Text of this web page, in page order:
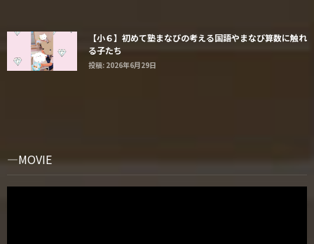
【小６】初めて塾まなびの考える国語やまなび算数に触れ
る子たち
投稿: 2026年6月29日
MOVIE